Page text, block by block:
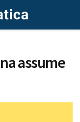
assume